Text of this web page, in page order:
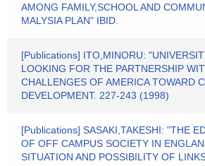
AMONG FAMILY,SCHOOL AND
MALYSIA PLAN" IBID.
[Publications] ITO,MINORU:
LOOKING FOR THE PARTNERSHIP
CHALLENGES OF AMERICA TOWARD
DEVELOPMENT. 227-243 (1998)
[Publications] SASAKI,TAKESHI: "THE
OF OFF CAMPUS SOCIETY IN
SITUATION AND POSSIBILITY OF